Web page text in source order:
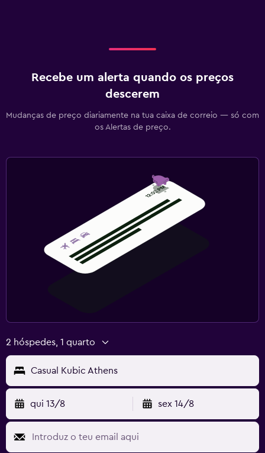
Recebe um alerta quando os preços
descerem
Mudanças de preço diariamente na tua caixa de correio — só com
os Alertas de preço.
2 hóspedes, 1 quarto
Casual Kubic Athens
qui 13/8 sex 14/8